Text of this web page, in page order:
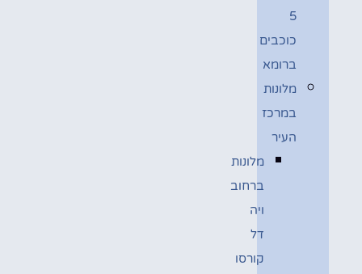
5
כוכבים
ברומא
מלונות
במרכז
העיר
מלונות
ברחוב
ויה
דל
קורסו